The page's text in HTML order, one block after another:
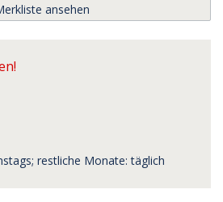
ansehen
restliche Monate: täglich